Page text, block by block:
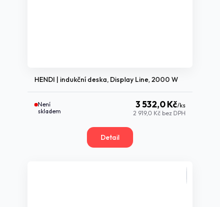
HENDI | indukční deska, Display Line, 2000 W
3 532,0 Kč/ks
2 919,0 Kč bez DPH
Není
skladem
Detail